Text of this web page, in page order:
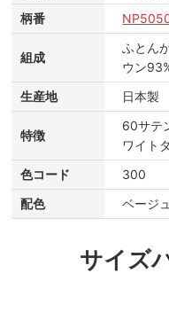
柄番
組成
ふとん
ウン
生産地
日本製
特徴
60サテ
ワイト
色コード
300
配色
ベージュ
サイズ